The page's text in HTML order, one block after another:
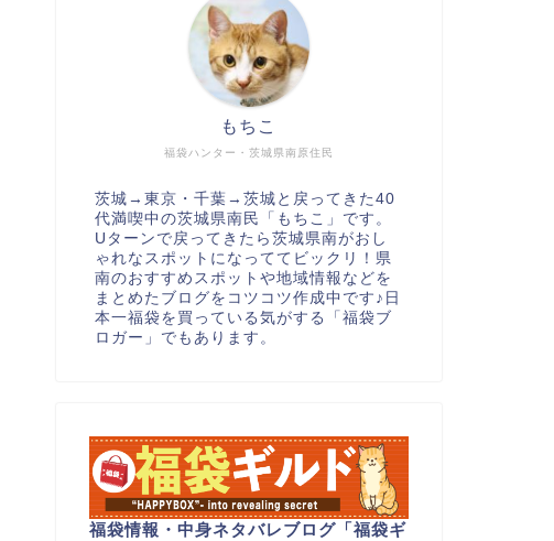
福袋ハンター・茨城県南原住民
もちこ
茨城→東京・千葉→茨城と戻ってきた40
代満喫中の茨城県南民「もちこ」です。
Uターンで戻ってきたら茨城県南がおし
ゃれなスポットになっててビックリ！県
南のおすすめスポットや地域情報などを
まとめたブログをコツコツ作成中です♪日
本一福袋を買っている気がする「福袋ブ
ロガー」でもあります。
福袋情報・中身ネタバレブログ「福袋ギ